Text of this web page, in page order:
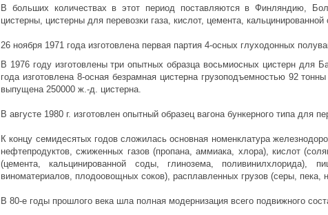
В больших количествах в этот период поставляются в Финляндию,
цистерны, цистерны для перевозки газа, кислот, цемента,
26 ноября 1971 года изготовлена первая партия 4-осных глуходонных
В 1976 году изготовлены три опытных образца восьмиосных цистерн для
года изготовлена 8-осная безрамная цистерна грузоподъемностью 92
выпущена 250000 ж.-д. цистерна.
В августе 1980 г. изготовлен опытный образец вагона бункерного типа для
К концу семидесятых годов сложилась основная номенклатура
нефтепродуктов, сжиженных газов (пропана, аммиака, хлора), кислот
(цемента, кальцинированной соды, глинозема, поливинилхлорида),
виноматериалов, плодоовощных соков), расплавленных грузов (серы, пека,
В 80-е годы прошлого века шла полная модернизация всего подвижного